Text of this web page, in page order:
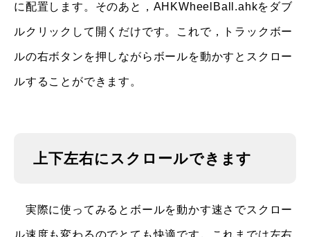
に配置します。そのあと，AHKWheelBall.ahkをダブ
ルクリックして開くだけです。これで，トラックボー
ルの右ボタンを押しながらボールを動かすとスクロー
ルすることができます。
上下左右にスクロールできます
実際に使ってみるとボールを動かす速さでスクロー
ル速度も変わるのでとても快適です。これまでは左右